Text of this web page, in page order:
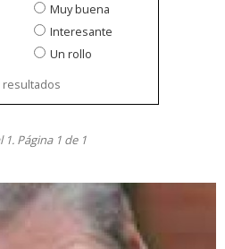
Muy buena
Interesante
Un rollo
resultados
Página 1 de 1